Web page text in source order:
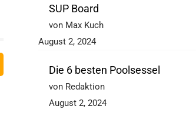
SUP Board
von Max Kuch
August 2, 2024
Die 6 besten Poolsessel
von Redaktion
August 2, 2024